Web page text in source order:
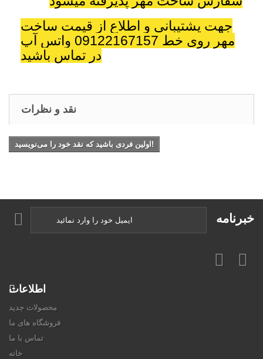
جهت پشتیبانی و اطلاع از قیمت ساخت
مهر روی خط 09122167157 واتس آپ
در تماس باشید
نقد و نظرات
اولین فردی باشید که نقد خود را می‌نویسید!
خبرنامه
اطلاعات
محصولات جدید
فروشگاه های ما
تماس با ما
خانه